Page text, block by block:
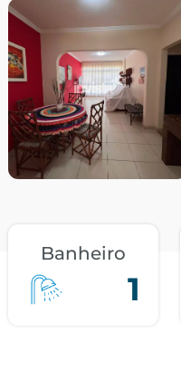
Banheiro
1